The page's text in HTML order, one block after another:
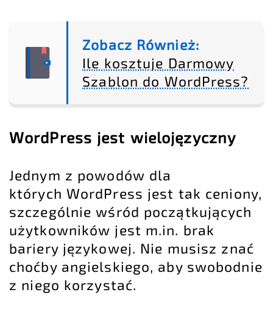
Zobacz Również:
Ile kosztuje Darmowy
Szablon do WordPress?
WordPress jest wielojęzyczny
Jednym z powodów dla
których WordPress jest tak ceniony,
szczególnie wśród początkujących
użytkowników jest m.in. brak
bariery językowej. Nie musisz znać
choćby angielskiego, aby swobodnie
z niego korzystać.